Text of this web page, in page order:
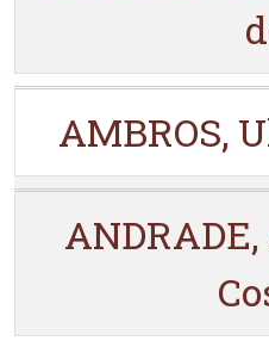
AMBROS,